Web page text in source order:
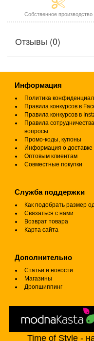
Собственное производство
Отзывы (0)
Информация
Политика
Правила конкурсов в
Правила конкурсов в
Правила
вопросы
Промо-коды, купоны
Информация о доставке
Оптовым клиентам
Совместные покупки
Служба поддержки
Как подобрать размер
Связаться с нами
Возврат товара
Карта сайта
Дополнительно
Статьи и новости
Магазины
Дропшиппинг
Time of Style -